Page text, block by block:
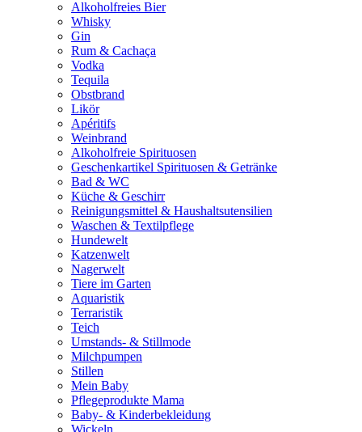
Alkoholfreies Bier
Whisky
Gin
Rum & Cachaça
Vodka
Tequila
Obstbrand
Likör
Apéritifs
Weinbrand
Alkoholfreie Spirituosen
Geschenkartikel Spirituosen & Getränke
Bad & WC
Küche & Geschirr
Reinigungsmittel & Haushaltsutensilien
Waschen & Textilpflege
Hundewelt
Katzenwelt
Nagerwelt
Tiere im Garten
Aquaristik
Terraristik
Teich
Umstands- & Stillmode
Milchpumpen
Stillen
Mein Baby
Pflegeprodukte Mama
Baby- & Kinderbekleidung
Wickeln